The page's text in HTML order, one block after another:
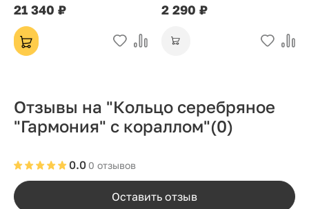
21 340 ₽ 2 290 ₽
Отзывы на "Кольцо серебряное
"Гармония" с кораллом"(0)
0 отзывов
0.0
Оставить отзыв